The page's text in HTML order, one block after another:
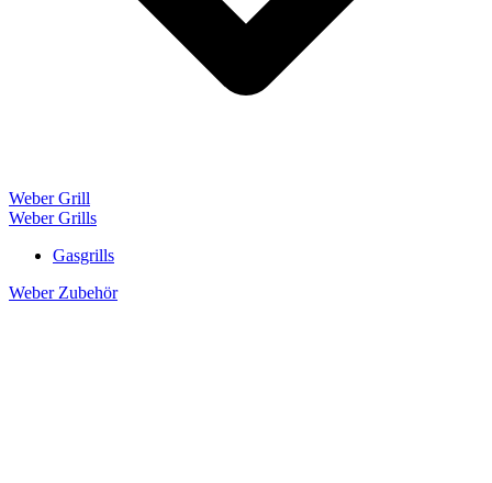
Weber Grill
Weber Grills
Gasgrills
Weber Zubehör